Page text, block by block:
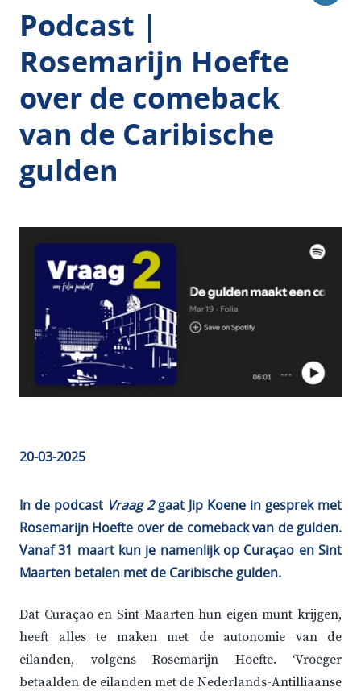
Podcast |
Rosemarijn Hoefte
over de comeback
van de Caribische
gulden
20-03-2025
In de podcast Vraag 2gaat Jip Koene in gesprek met
Rosemarijn Hoefte over de comeback van de gulden.
Vanaf 31 maart kun je namenlijk op Curaçao en Sint
Maarten betalen met de Caribische gulden.
Dat Curaçao en Sint Maarten hun eigen munt krijgen,
heeft alles te maken met de autonomie van de
eilanden, volgens Rosemarijn Hoefte. ‘Vroeger
betaalden de eilanden met de Nederlands-Antilliaanse